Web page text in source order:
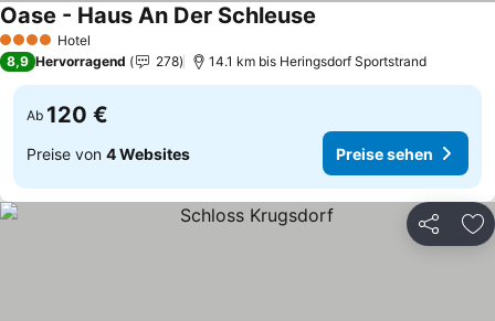
4 Sterne Hotel
Oase - Haus An Der Schleuse
8,9 Hervorragend 278 14.1 km bis Heringsdorf Sportstrand
Ab 120 €
Preise von 4 Websites Preise sehen
Teilen